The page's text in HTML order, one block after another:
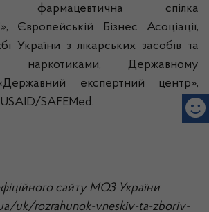
фармацевтична спілка
Європейській Бізнес Асоціації,
України з лікарських засобів та
наркотиками, Державному
експертний центр»,
SAFEMed.
сайту МОЗ України
uk/rozrahunok-vneskiv-ta-zboriv-